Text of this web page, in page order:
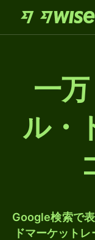
一
ル・
Google検索で
ドマーケット